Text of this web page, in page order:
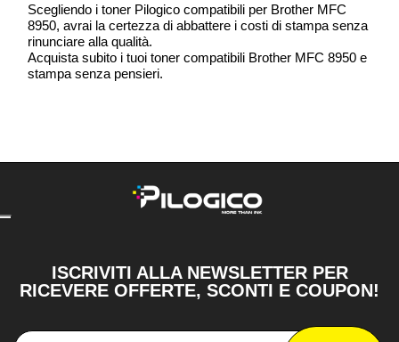
Scegliendo i toner Pilogico compatibili per Brother MFC
8950, avrai la certezza di abbattere i costi di stampa senza
rinunciare alla qualità.
Acquista subito i tuoi toner compatibili Brother MFC 8950 e
stampa senza pensieri.
ISCRIVITI ALLA NEWSLETTER PER
RICEVERE OFFERTE, SCONTI E COUPON!